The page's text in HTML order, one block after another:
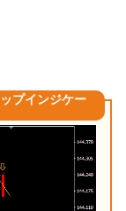
プインジケー